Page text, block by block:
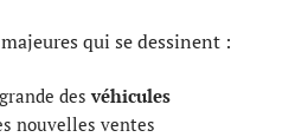
qui se dessinent :
desvéhicules
nouvelles ventes